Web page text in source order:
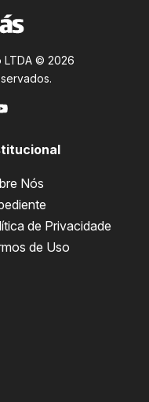
LTDA © 2026
Nós
de Privacidade
de Uso